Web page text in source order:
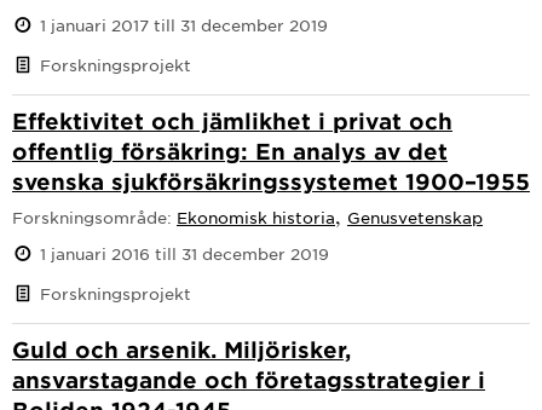
1 januari 2017 till 31 december 2019
Forskningsprojekt
Effektivitet och jämlikhet i privat och
offentlig försäkring: En analys av det
svenska sjukförsäkringssystemet 1900–1955
Forskningsområde: Ekonomisk historia, Genusvetenskap
1 januari 2016 till 31 december 2019
Forskningsprojekt
Guld och arsenik. Miljörisker,
ansvarstagande och företagsstrategier i